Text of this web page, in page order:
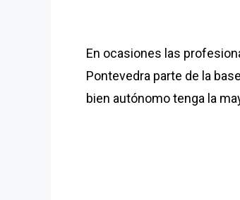
En ocasiones las
Pontevedra parte de la
bien autónomo tenga la